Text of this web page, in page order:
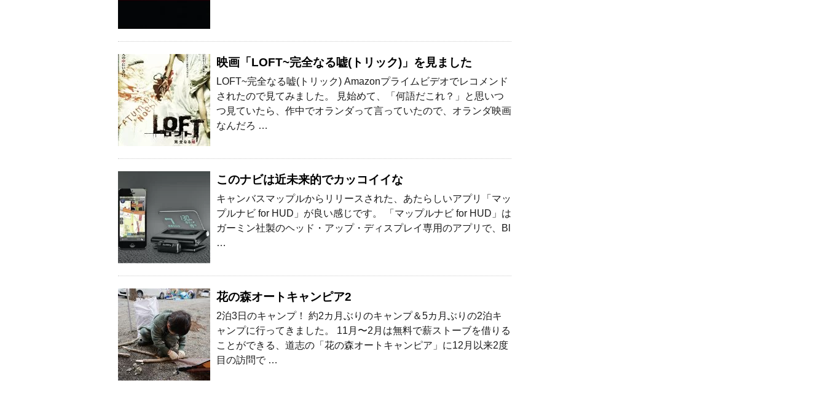
映画「LOFT~完全なる嘘(トリック)」を見ました
LOFT~完全なる嘘(トリック) Amazonプライムビデオでレコメンド
されたので見てみました。 見始めて、「何語だこれ？」と思いつ
つ見ていたら、作中でオランダって言っていたので、オランダ映画
なんだろ …
このナビは近未来的でカッコイイな
キャンバスマップルからリリースされた、あたらしいアプリ「マッ
プルナビ for HUD」が良い感じです。 「マップルナビ for HUD」は
ガーミン社製のヘッド・アップ・ディスプレイ専用のアプリで、Bl
…
花の森オートキャンピア2
2泊3日のキャンプ！ 約2カ月ぶりのキャンプ＆5カ月ぶりの2泊キ
ャンプに行ってきました。 11月〜2月は無料で薪ストーブを借りる
ことができる、道志の「花の森オートキャンピア」に12月以来2度
目の訪問で …